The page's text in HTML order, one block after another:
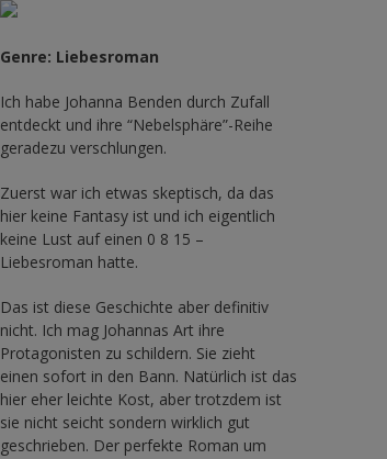
Genre: Liebesroman
Ich habe Johanna Benden durch Zufall
entdeckt und ihre “Nebelsphäre”-Reihe
geradezu verschlungen.
Zuerst war ich etwas skeptisch, da das
hier keine Fantasy ist und ich eigentlich
keine Lust auf einen 0 8 15 –
Liebesroman hatte.
Das ist diese Geschichte aber definitiv
nicht. Ich mag Johannas Art ihre
Protagonisten zu schildern. Sie zieht
einen sofort in den Bann. Natürlich ist das
hier eher leichte Kost, aber trotzdem ist
sie nicht seicht sondern wirklich gut
geschrieben. Der perfekte Roman um